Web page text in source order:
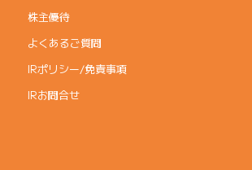
株主優待
よくあるご質問
IRポリシー/免責事項
IRお問合せ